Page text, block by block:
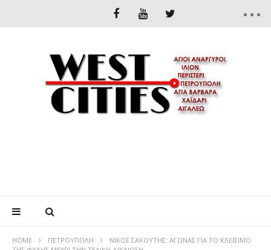
HOME ΠΕΤΡΟΎΠΟΛΗ
ΝΙΚΟΣ ΣΑΚΟΥΤΗΣ: ΑΓΩΝΑΣ ΓΙΑ ΤΟ ΚΛΕΙΣΙΜΟ